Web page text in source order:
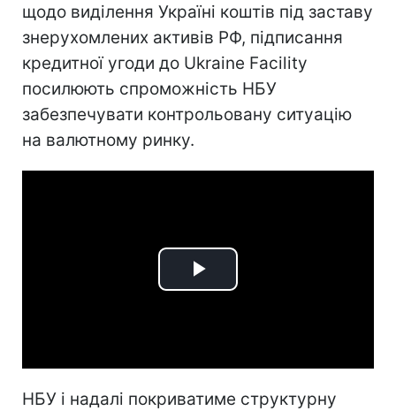
щодо виділення Україні коштів під заставу
знерухомлених активів РФ, підписання
кредитної угоди до Ukraine Facility
посилюють спроможність НБУ
забезпечувати контрольовану ситуацію
на валютному ринку.
Play
НБУ і надалі покриватиме структурну